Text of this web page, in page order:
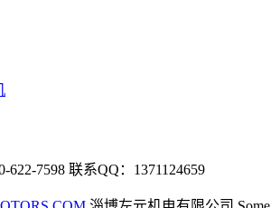
622-7598 联系QQ：1371124659